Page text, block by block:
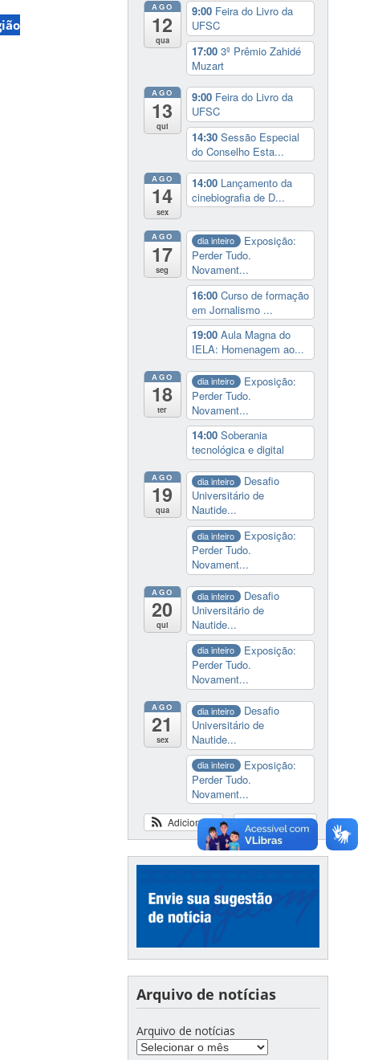
AGO
12
qua
9:00 Feira do Livro da
UFSC
17:00 3º Prêmio Zahidé
Muzart
AGO
13
qui
9:00 Feira do Livro da
UFSC
14:30 Sessão Especial
do Conselho Esta...
AGO
14
sex
14:00 Lançamento da
cinebiografia de D...
AGO
17
seg
dia inteiro
Exposição:
Perder Tudo.
Novament...
16:00 Curso de formação
em Jornalismo ...
19:00 Aula Magna do
IELA: Homenagem ao...
AGO
18
ter
dia inteiro
Exposição:
Perder Tudo.
Novament...
14:00 Soberania
tecnológica e digital
AGO
19
qua
dia inteiro
Desafio
Universitário de
Nautide...
dia inteiro
Exposição:
Perder Tudo.
Novament...
AGO
20
qui
dia inteiro
Desafio
Universitário de
Nautide...
dia inteiro
Exposição:
Perder Tudo.
Novament...
AGO
21
sex
dia inteiro
Desafio
Universitário de
Nautide...
dia inteiro
Exposição:
Perder Tudo.
Novament...
Ver calendário
Adicionar
Arquivo de notícias
Arquivo de notícias